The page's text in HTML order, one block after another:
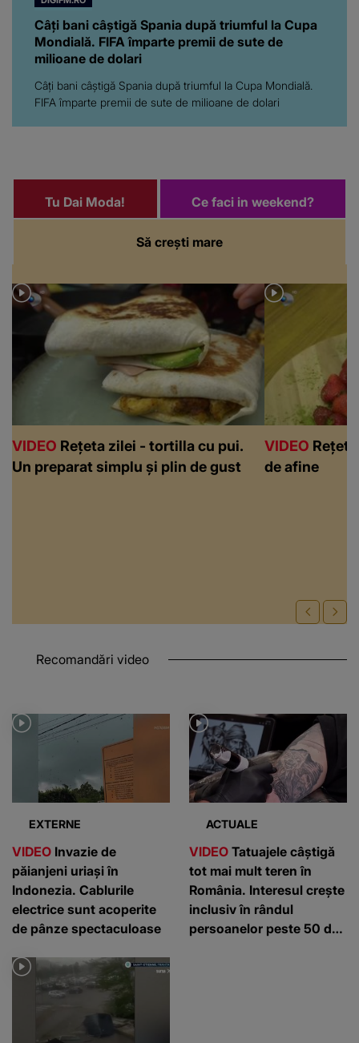
Câți bani câștigă Spania după triumful la Cupa
Mondială. FIFA împarte premii de sute de
milioane de dolari
Câți bani câștigă Spania după triumful la Cupa Mondială.
FIFA împarte premii de sute de milioane de dolari
Să crești mare
Tu Dai Moda! Ce faci in weekend?
VIDEO Rețeta zilei - tortilla cu pui.
Un preparat simplu și plin de gust
VIDEO
de afine
Recomandări video
EXTERNE
VIDEO Invazie de
păianjeni uriași în
Indonezia. Cablurile
electrice sunt acoperite
de pânze spectaculoase
ACTUALE
VIDEO Tatuajele câștigă
tot mai mult teren în
România. Interesul crește
inclusiv în rândul
persoanelor peste 50 de